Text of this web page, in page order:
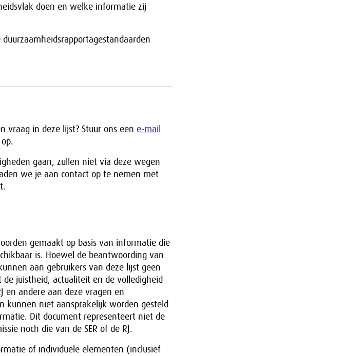
doen en welke informatie zij
vraag in deze lijst? Stuur ons een e-mail
gaan, zullen niet via deze wegen
we je aan contact op te nemen met
gemaakt op basis van informatie die
is. Hoewel de beantwoording van
aan gebruikers van deze lijst geen
juistheid, actualiteit en de volledigheid
en andere aan deze vragen en
kunnen niet aansprakelijk worden gesteld
Dit document representeert niet de
noch die van de SER of de RJ.
of individuele elementen (inclusief